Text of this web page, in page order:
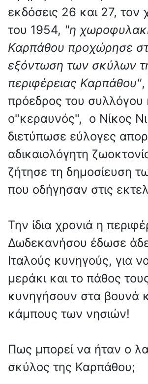
εκδόσεις 26 και 27, τον
του 1954, "η
Καρπάθου προχώρησε
εξόντωση των σκύλων
περιφέρειας Καρπάθου"
πρόεδρος του
ο"κεραυνός", ο Νίκος
διετύπωσε εύλογες
αδικαιολόγητη
ζήτησε τη δημοσίευση
που οδήγησαν στις
Την ίδια χρονιά η
Δωδεκανήσου έδωσε
Ιταλούς κυνηγούς, για
μεράκι και το πάθος
κυνηγήσουν στα βουνά
κάμπους των νησιών!
Πως μπορεί να ήταν ο
σκύλος της Καρπάθου;